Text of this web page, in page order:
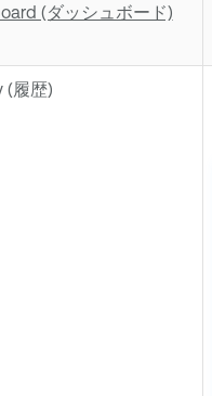
(ダッシュボード)
(履歴)